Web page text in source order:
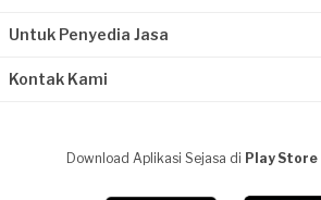
Untuk Penyedia Jasa
Kontak Kami
Download Aplikasi Sejasa di Play Store